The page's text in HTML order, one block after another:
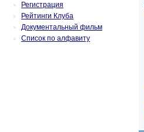
Регистрация
Рейтинги Клуба
Документальный фильм
Список по алфавиту